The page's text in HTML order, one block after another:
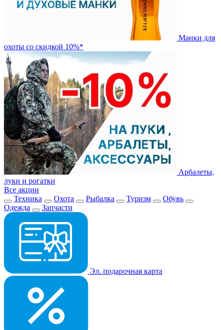
Манки для
охоты со скидкой 10%*
Арбалеты,
луки и рогатки
Все акции
Техника
Охота Рыбалка Туризм
Обувь
Одежда
Запчасти
Эл. подарочная карта